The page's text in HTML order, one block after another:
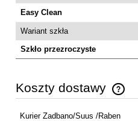
Easy Clean
Wariant szkła
Szkło przezroczyste
Koszty dostawy
Cena nie zawiera ewentualnych
Kurier Zadbano/Suus /Raben